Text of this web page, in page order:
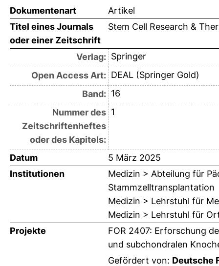
Dokumentenart
Artikel
Titel eines Journals
oder einer Zeitschrift
Stem Cell Research &
Verlag: Springer
Open Access Art: DEAL (Springer Gold)
Band: 16
Nummer des
Zeitschriftenheftes
oder des Kapitels:
1
Datum
5 März 2025
Institutionen
Medizin > Abteilung für
Stammzelltransplantation
Medizin > Lehrstuhl für
Medizin > Lehrstuhl für
Projekte
FOR 2407: Erforschung
und subchondralen
Gefördert von: Deutsche